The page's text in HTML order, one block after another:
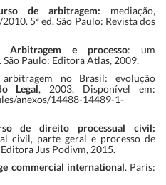
de arbitragem: mediação,
5ª ed. São Paulo: Revista dos
Arbitragem e processo: um
Paulo: Editora Atlas, 2009.
no Brasil: evolução
Legal, 2003. Disponível em:
anexos/14488-14489-1-
de direito processual civil:
civil, parte geral e processo de
Jus Podivm, 2015.
commercial international. Paris: